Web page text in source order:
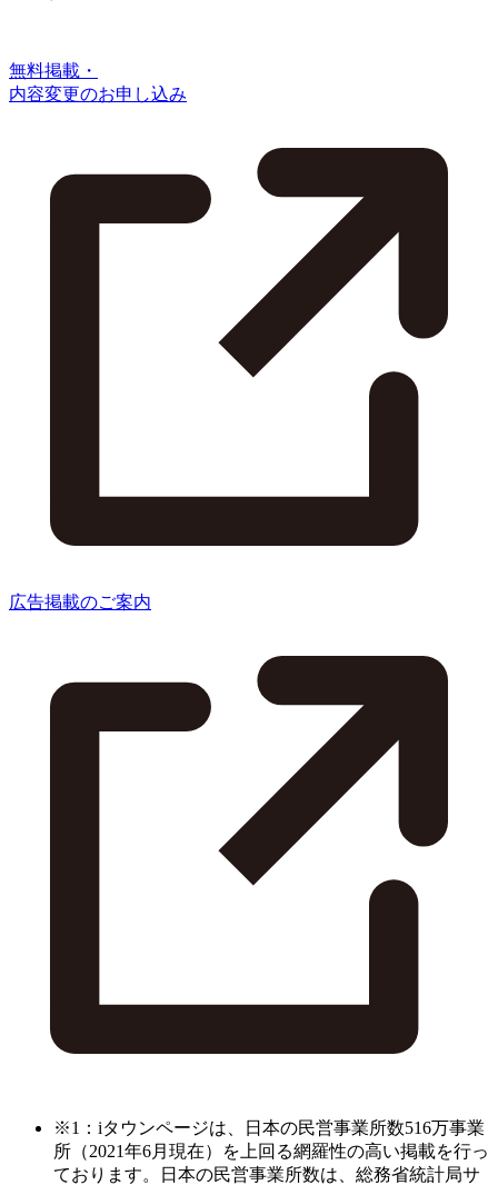
無料掲載・
内容変更のお申し込み
広告掲載のご案内
※1：iタウンページは、日本の民営事業所数516万事業
所（2021年6月現在）を上回る網羅性の高い掲載を行っ
ております。日本の民営事業所数は、総務省統計局サ